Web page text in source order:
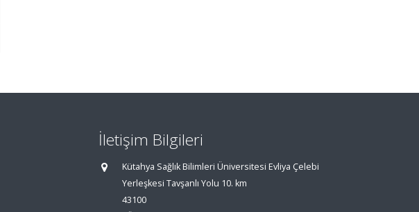
İletişim Bilgileri
Kütahya Sağlık Bilimleri Üniversitesi Evliya Çelebi
Yerleşkesi Tavşanlı Yolu 10. km
43100